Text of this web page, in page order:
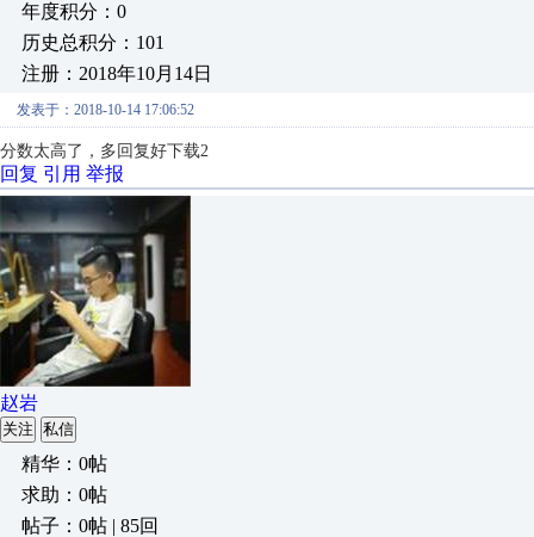
年度积分：0
历史总积分：101
注册：2018年10月14日
发表于：2018-10-14 17:06:52
分数太高了，多回复好下载2
回复 引用 举报
赵岩
关注 私信
精华：0帖
求助：0帖
帖子：0帖 | 85回